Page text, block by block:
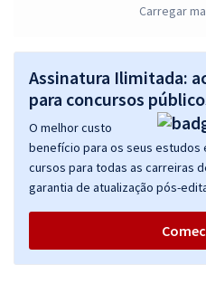
Administrativa -
R$
ou 12x de
Economize
STJ - Superior Tribunal de Justiça
Administrativa - Especialidade:
Carregar
Assinatura Ilimitada:
para concursos
O melhor custo
benefício para os seus estudos
cursos para todas as carreiras
garantia de atualização pós-